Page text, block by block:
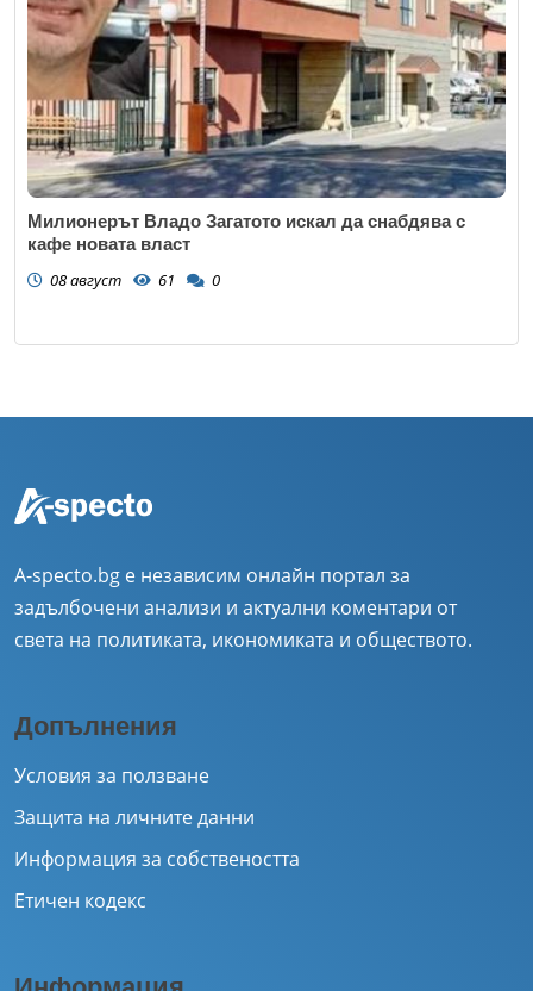
Милионерът Владо Загатото искал да снабдява с
кафе новата власт
08 август 61 0
A-specto.bg е независим онлайн портал за
задълбочени анализи и актуални коментари от
света на политиката, икономиката и обществото.
Допълнения
Условия за ползване
Защита на личните данни
Информация за собствеността
Етичен кодекс